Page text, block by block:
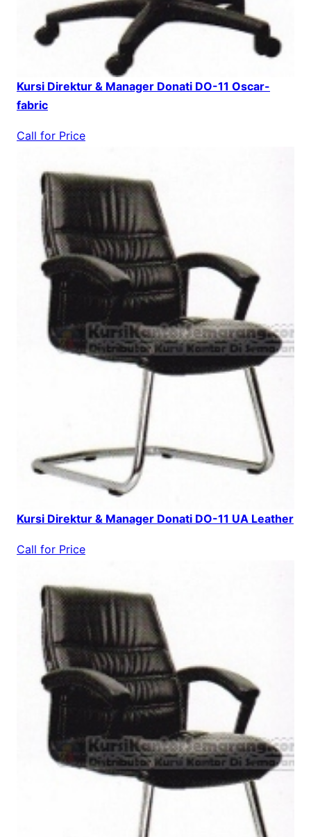
Kursi Direktur & Manager Donati DO-11 Oscar-
fabric
Call for Price
Kursi Direktur & Manager Donati DO-11 UA Leather
Call for Price